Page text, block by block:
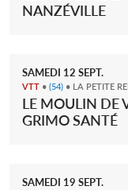
NANZÉVILLE
SAMEDI 12 SEPT.
VTT • (54) • LA PETITE
LE MOULIN DE
GRIMO SANTÉ
SAMEDI 19 SEPT.